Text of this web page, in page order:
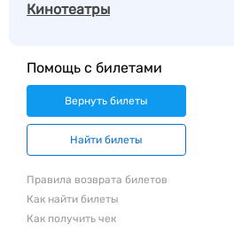
Кинотеатры
Помощь с билетами
Вернуть билеты
Найти билеты
Правила возврата билетов
Как найти билеты
Как получить чек